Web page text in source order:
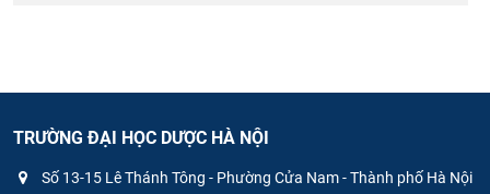
TRƯỜNG ĐẠI HỌC DƯỢC HÀ NỘI
Số 13-15 Lê Thánh Tông - Phường Cửa Nam - Thành phố Hà Nội